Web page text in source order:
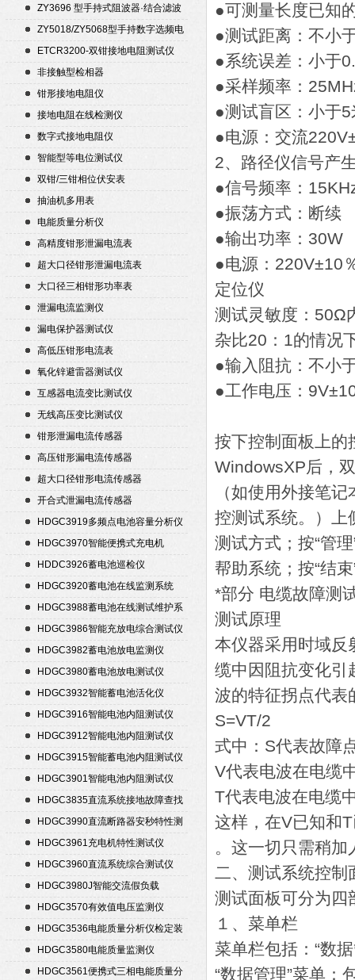
ZY3696 型手持式阻波器·结合滤波
器自动测试仪
ZY5018/ZY5068型手持数字选频电
平表/电平振荡器
ETCR3200-双钳接地电阻测试仪
非接触型检相器
钳形接地电阻仪
接地电阻在线检测仪
数字式接地电阻仪
智能型等电位测试仪
双钳/三钳相位伏安表
抽油机多用表
电能质量分析仪
高精度钳形泄漏电流表
超大口径钳形泄漏电流表
大口径三相钳形功率表
泄漏电流监测仪
漏电保护器测试仪
高低压钳形电流表
氧化锌避雷器测试仪
互感器电流变比测试仪
无线高压变比测试仪
钳形泄漏电流传感器
高压钳形漏电流传感器
超大口径钳形电流传感器
开合式泄漏电流传感器
HDGC3919多频点电池容量分析仪
HDGC3970智能便携式充电机
HDDC3926蓄电池巡检仪
HDGC3920蓄电池在线监测系统
HDGC3988蓄电池在线测试维护系
统
HDGC3986智能充放电综合测试仪
HDGC3982蓄电池放电监测仪
HDGC3980蓄电池放电测试仪
HDGC3932智能蓄电池活化仪
HDGC3916智能电池内阻测试仪
HDGC3912智能电池内阻测试仪
HDGC3915智能蓄电池内阻测试仪
HDGC3901智能电池内阻测试仪
HDGC3835直流系统接地故障查找
仪
HDGC3990直流断路器安秒特性测
试仪
HDGC3961充电机特性测试仪
HDGC3960直流系统综合测试仪
HDGC3980J智能交流假负载
HDGC3570有效值电压监测仪
HDGC3536电能质量分析仪检定装
置
HDGC3580电能质量监测仪
HDGC3561便携式三相电能质量分
●可测量长度已知
●测试距离：不小
●系统误差：小于
●采样频率：
●测试盲区：小于
●电源：交流
2、路径仪信号产
●信号频率：
●振荡方式：断续
●输出功率：30W
●电源：220V±10
定位仪
测试灵敏度：50Ω
杂比20：1的情况
●输入阻抗：不小
●工作电压：
按下控制面板上的
WindowsXP后，
（如使用外接笔
控测试系统。）上
测试方式；按“管
帮助系统；按“结
*部分 电缆故障测
测试原理
本仪器采用时域反
缆中因阻抗变化引
波的特征拐点代表
S=VT/2
式中：S代表故障
V代表电波在电缆
T代表电波在电缆
这样，在V已知和
。这一切只需稍
二、测试系统控制
测试面板可分为四
１、菜单栏
菜单栏包括：“数
“数据管理”菜单：